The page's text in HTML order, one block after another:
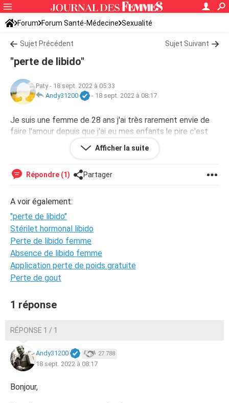
Forum Forum Santé-Médecine Sexualité
Sujet Précédent Sujet Suivant
"perte de libido"
Paty- 18 sept. 2022 à 05:33
Andy31200
- 18 sept. 2022 à 08:17
Je suis une femme de 28 ans j'ai très rarement envie de
faire l'amour depuis que j'ai eu mes enfants.le pire c'est
que ça me plaît bien est ce normal ?
Afficher la suite
Répondre (1) Partager
A voir également:
"perte de libido"
Stérilet hormonal libido
Perte de libido femme
Absence de libido femme
Application perte de poids gratuite
Perte de gout
1 réponse
RÉPONSE 1 / 1
Andy31200 27 788
18 sept. 2022 à 08:17
Bonjour,